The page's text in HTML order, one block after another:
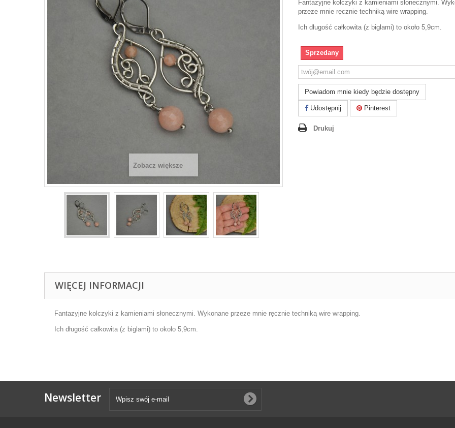
Zobacz większe
Fantazyjne kolczyki z kamieniami słonecznymi.
przeze mnie ręcznie techniką wire wrapping.
Ich długość całkowita (z biglami) to około 5,9cm.
Sprzedany
Powiadom mnie kiedy będzie dostępny
Udostępnij Pinterest
Drukuj
WIĘCEJ INFORMACJI
Fantazyjne kolczyki z kamieniami słonecznymi. Wykonane przeze mnie ręcznie techniką wire wrapping.
Ich długość całkowita (z biglami) to około 5,9cm.
Newsletter